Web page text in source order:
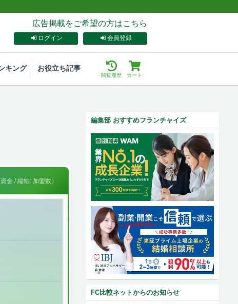
広告掲載をご希望の方はこちら
会員登録
ログイン
キング お役立ち記事
カート
閲覧履歴
金 / 縦軸: 加盟数）
編集部 おすすめフランチャイズ
FC比較ネットからのお知らせ